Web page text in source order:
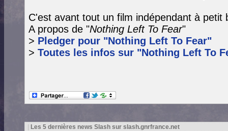
C'est avant tout un film indépendant à
A propos de "Nothing Left To Fear"
> Pledger pour "Nothing Left To Fear"
> Toutes les infos sur "Nothing Left To
Les 5 dernières news Slash sur slash.gnrfrance.net